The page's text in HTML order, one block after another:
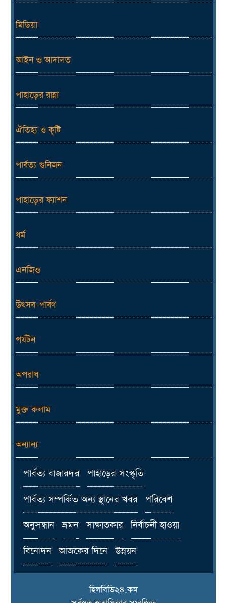
মিডিয়া
আইন ও আদালত
পাহাড়ের রান্না
ঐতিহ্য ও কৃষ্টি
পার্বত্য গুনিজন
পাহাড়ের ফ্যাশন
ধর্ম
এনজিও
উৎসব-পার্বণ
পর্যটন
অপরাধ
মুক্ত কলাম
অন্যান্য
পার্বত্য বাজারদর পাহাড়ের সংস্কৃতি
পার্বত্য সম্পর্কিত অন্য স্থানের খবর পরিবেশ
অনুসন্ধান ভ্রমন সাক্ষাতকার নির্বাচনী হাওয়া
বিনোদন আজকের দিনে উন্নয়ন
হিলবিডি২৪.কম